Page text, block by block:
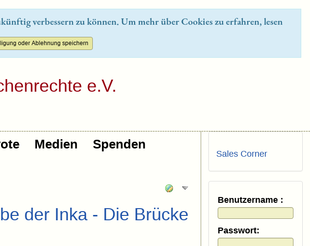
verbessern zu können. Um mehr über Cookies zu erfahren, lesen
e.V.
Medien Spenden
der Inka - Die Brücke
Sales Corner
Benutzername :
Passwort: